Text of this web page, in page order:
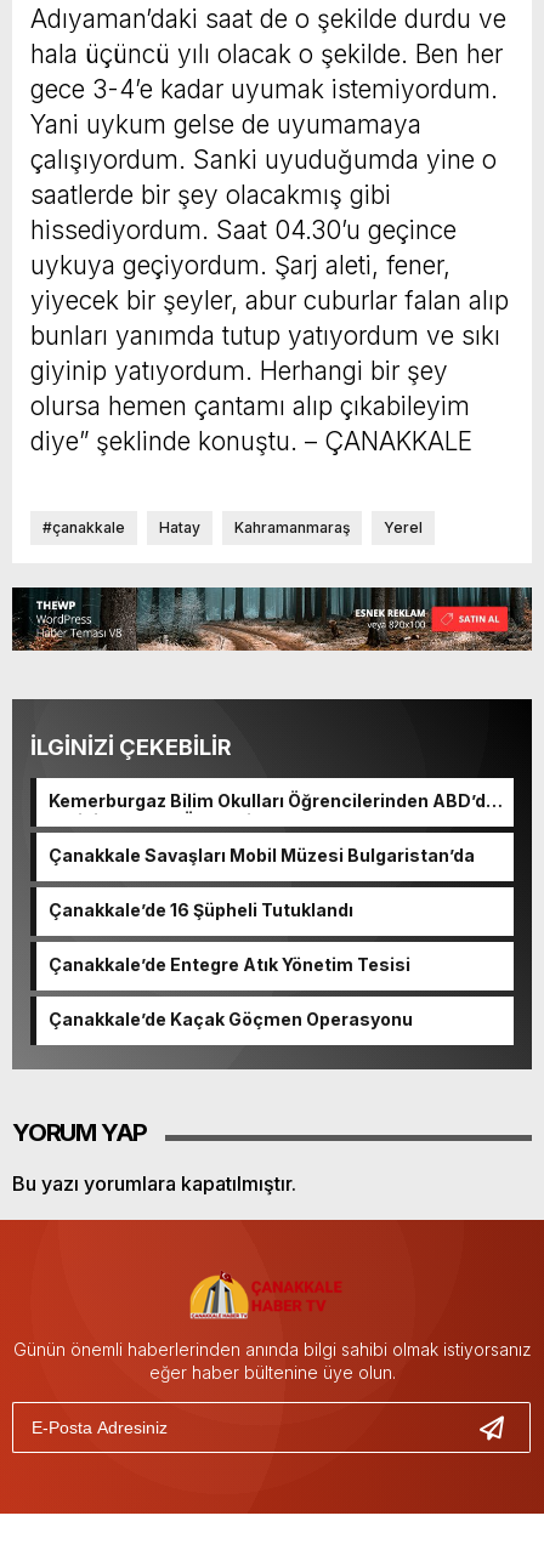
Adıyaman’daki saat de o şekilde durdu ve
hala üçüncü yılı olacak o şekilde. Ben her
gece 3-4’e kadar uyumak istemiyordum.
Yani uykum gelse de uyumamaya
çalışıyordum. Sanki uyuduğumda yine o
saatlerde bir şey olacakmış gibi
hissediyordum. Saat 04.30’u geçince
uykuya geçiyordum. Şarj aleti, fener,
yiyecek bir şeyler, abur cuburlar falan alıp
bunları yanımda tutup yatıyordum ve sıkı
giyinip yatıyordum. Herhangi bir şey
olursa hemen çantamı alıp çıkabileyim
diye” şeklinde konuştu. – ÇANAKKALE
#çanakkale Hatay Kahramanmaraş Yerel
İLGİNİZİ ÇEKEBİLİR
Kemerburgaz Bilim Okulları Öğrencilerinden ABD’de
Tarihi Başarı: 6 Öğrenci 14 Madalya Kazandı
Çanakkale Savaşları Mobil Müzesi Bulgaristan’da
Çanakkale’de 16 Şüpheli Tutuklandı
Çanakkale’de Entegre Atık Yönetim Tesisi
Çanakkale’de Kaçak Göçmen Operasyonu
YORUM YAP
Bu yazı yorumlara kapatılmıştır.
Günün önemli haberlerinden anında bilgi sahibi olmak istiyorsanız
eğer haber bültenine üye olun.